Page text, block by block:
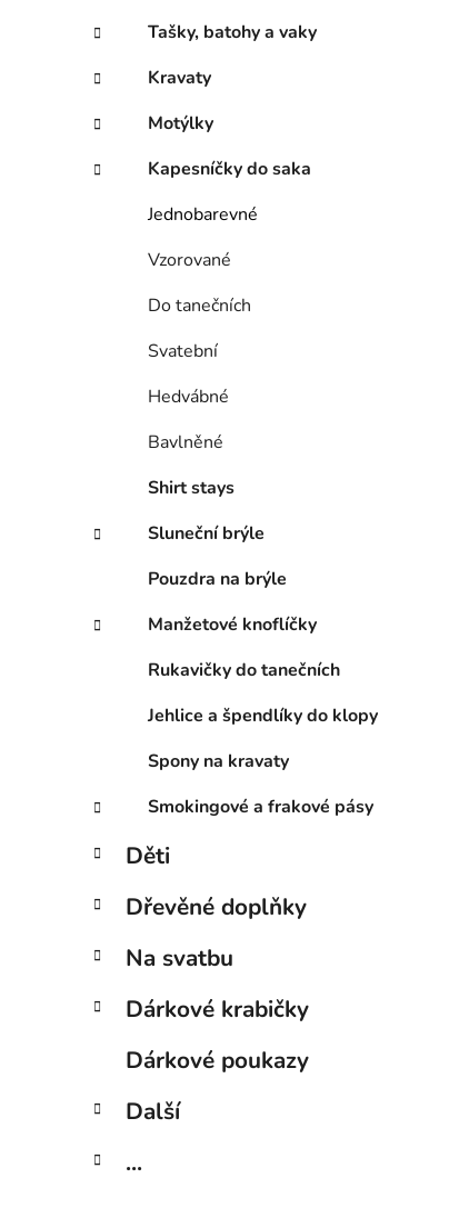
Tašky, batohy a vaky
Kravaty
Motýlky
Kapesníčky do saka
Jednobarevné
Vzorované
Do tanečních
Svatební
Hedvábné
Bavlněné
Shirt stays
Sluneční brýle
Pouzdra na brýle
Manžetové knoflíčky
Rukavičky do tanečních
Jehlice a špendlíky do klopy
Spony na kravaty
Smokingové a frakové pásy
Děti
Dřevěné doplňky
Na svatbu
Dárkové krabičky
Dárkové poukazy
Další
...